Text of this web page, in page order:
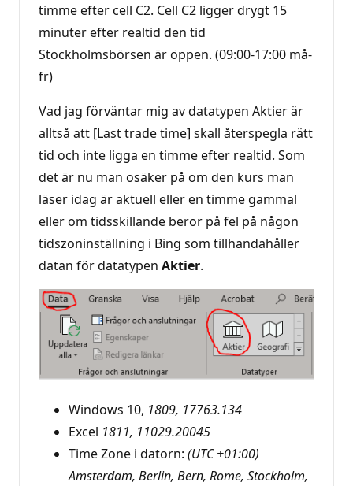
timme efter cell C2. Cell C2 ligger drygt 15
minuter efter realtid den tid
Stockholmsbörsen är öppen. (09:00-17:00 må-
fr)
Vad jag förväntar mig av datatypen Aktier är
alltså att [Last trade time] skall återspegla rätt
tid och inte ligga en timme efter realtid. Som
det är nu man osäker på om den kurs man
läser idag är aktuell eller en timme gammal
eller om tidsskillande beror på fel på någon
tidszoninställning i Bing som tillhandahåller
datan för datatypen Aktier.
Windows 10, 1809, 17763.134
Excel 1811, 11029.20045
Time Zone i datorn: (UTC +01:00)
Amsterdam, Berlin, Bern, Rome, Stockholm,